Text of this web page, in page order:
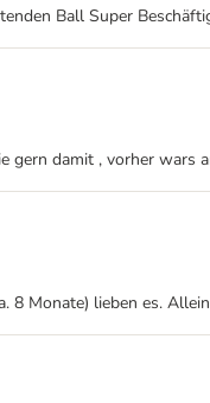
Ball Super
gern damit , vorher
8 Monate) lieben es.